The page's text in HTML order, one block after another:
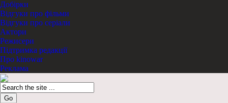
Добірки
Відгуки про фільми
Відгуки про серіали
Актори
Режисери
Підтримка редакції
Про kinowar
Реклама
Go